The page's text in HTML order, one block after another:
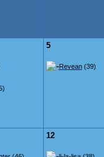
5
Revean(39)
12